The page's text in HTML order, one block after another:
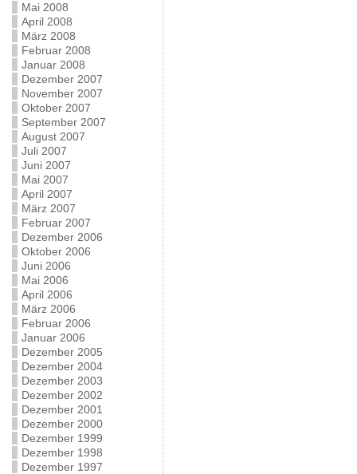
Mai 2008
April 2008
März 2008
Februar 2008
Januar 2008
Dezember 2007
November 2007
Oktober 2007
September 2007
August 2007
Juli 2007
Juni 2007
Mai 2007
April 2007
März 2007
Februar 2007
Dezember 2006
Oktober 2006
Juni 2006
Mai 2006
April 2006
März 2006
Februar 2006
Januar 2006
Dezember 2005
Dezember 2004
Dezember 2003
Dezember 2002
Dezember 2001
Dezember 2000
Dezember 1999
Dezember 1998
Dezember 1997